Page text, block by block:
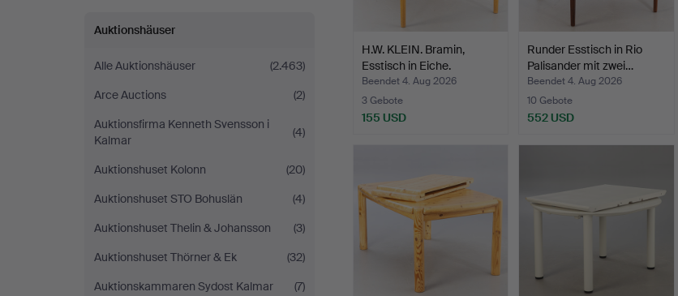
Auktionshäuser
Alle Auktionshäuser
(2.463)
Arce Auctions
(2)
Auktionsfirma Kenneth Svensson i
Kalmar
(4)
Auktionshuset Kolonn
(20)
Auktionshuset STO Bohuslän
(4)
Auktionshuset Thelin & Johansson
(3)
Auktionshuset Thörner & Ek
(32)
Auktionskammaren Sydost Kalmar
(7)
H.W. KLEIN. Bramin,
Esstisch in Eiche.
Beendet 4. Aug 2026
3 Gebote
155 USD
Runder Esstisch in Rio
Palisander mit zwei…
Beendet 4. Aug 2026
10 Gebote
552 USD